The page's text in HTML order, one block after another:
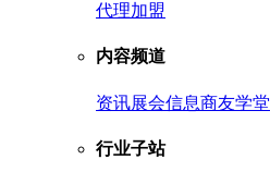
代理加盟
内容频道
资讯展会信息商友学堂
行业子站